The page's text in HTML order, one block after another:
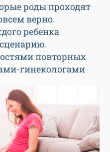
роды проходят
верно.
ребенка
повторных
гинекологами